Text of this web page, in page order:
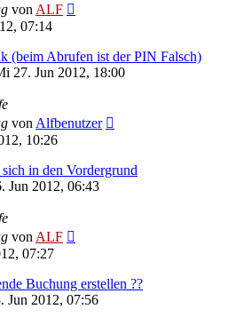
von ALF
07:14
(beim Abrufen ist der PIN Falsch)
27. Jun 2012, 18:00
von Alfbenutzer
10:26
in den Vordergrund
Jun 2012, 06:43
von ALF
07:27
Buchung erstellen ??
Jun 2012, 07:56